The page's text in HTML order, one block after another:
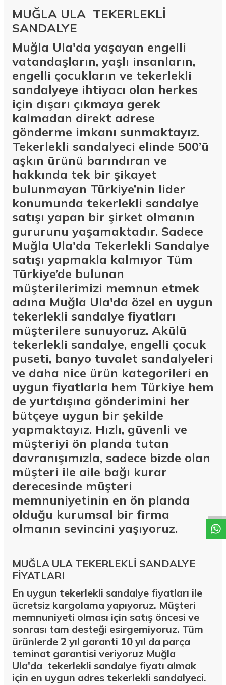
MUĞLA ULA TEKERLEKLİ
SANDALYE
Muğla Ula'da yaşayan engelli
vatandaşların, yaşlı insanların,
engelli çocukların ve tekerlekli
sandalyeye ihtiyacı olan herkes
için dışarı çıkmaya gerek
kalmadan direkt adrese
gönderme imkanı sunmaktayız.
Tekerlekli sandalyeci elinde 500’ü
aşkın ürünü barındıran ve
hakkında tek bir şikayet
bulunmayan Türkiye’nin lider
konumunda tekerlekli sandalye
satışı yapan bir şirket olmanın
gururunu yaşamaktadır. Sadece
Muğla Ula'da Tekerlekli Sandalye
satışı yapmakla kalmıyor Tüm
Türkiye’de bulunan
müşterilerimizi memnun etmek
adına Muğla Ula'da özel en uygun
tekerlekli sandalye fiyatları
müşterilere sunuyoruz. Akülü
tekerlekli sandalye, engelli çocuk
puseti, banyo tuvalet sandalyeleri
ve daha nice ürün kategorileri en
uygun fiyatlarla hem Türkiye hem
de yurtdışına gönderimini her
bütçeye uygun bir şekilde
yapmaktayız. Hızlı, güvenli ve
müşteriyi ön planda tutan
davranışımızla, sadece bizde olan
müşteri ile aile bağı kurar
derecesinde müşteri
memnuniyetinin en ön planda
olduğu kurumsal bir firma
olmanın sevincini yaşıyoruz.
MUĞLA ULA TEKERLEKLİ SANDALYE
FİYATLARI
En uygun tekerlekli sandalye fiyatları ile
ücretsiz kargolama yapıyoruz. Müşteri
memnuniyeti olması için satış öncesi ve
sonrası tam desteği esirgemiyoruz. Tüm
ürünlerde 2 yıl garanti 10 yıl da parça
teminat garantisi veriyoruz Muğla
Ula'da tekerlekli sandalye fiyatı almak
için en uygun adres tekerlekli sandalyeci.